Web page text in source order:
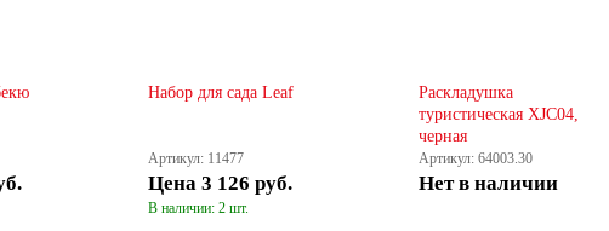
Набор для сада Leaf
Артикул: 11477
Цена 3 126 руб.
В наличии: 2 шт.
Раскладушка
туристическая XJC04,
черная
Артикул: 64003.30
Нет в наличии